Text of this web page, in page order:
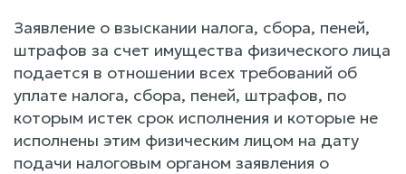
Заявление о взыскании налога, сбора, пеней,
штрафов за счет имущества физического лица
подается в отношении всех требований об
уплате налога, сбора, пеней, штрафов, по
которым истек срок исполнения и которые не
исполнены этим физическим лицом на дату
подачи налоговым органом заявления о